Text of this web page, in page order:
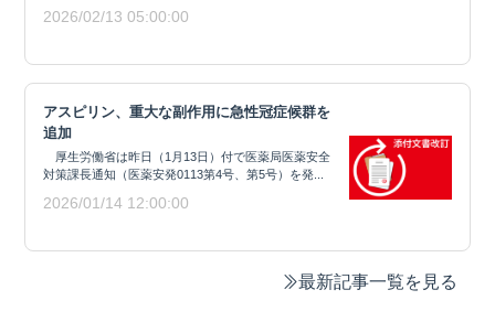
2026/02/13 05:00:00
アスピリン、重大な副作用に急性冠症候群を
追加
厚生労働省は昨日（1月13日）付で医薬局医薬安全
対策課長通知（医薬安発0113第4号、第5号）を発...
2026/01/14 12:00:00
最新記事一覧を見る